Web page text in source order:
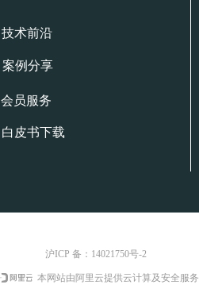
技术前沿
案例分享
会员服务
白皮书下载
沪ICP 备：14021750号-2
本网站由阿里云提供云计算及安全服务